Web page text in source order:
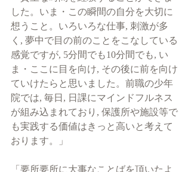
した。いま・この瞬間の自分を大切に
想うこと。いろいろな仕事, 刺激が多
く, 夢中で目の前のことをこなしている
感覚ですが, 5分間でも10分間でも, い
ま・ここに目を向け, その後に前を向け
ていけたらと思いました。前職の少年
院では, 毎日, 日課にマインドフルネス
が組み込まれており, 保護所や施設等で
も実践する価値はきっと高いと考えて
おります。」
「要所要所に大事なことばを頂いたよ